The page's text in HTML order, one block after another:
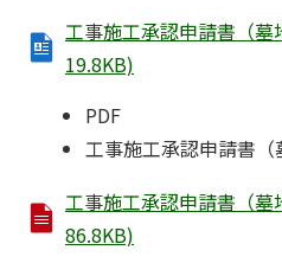
工事施工承認申請書（
19.8KB)
PDF
工事施工承認申請書（
工事施工承認申請書（墓
86.8KB)